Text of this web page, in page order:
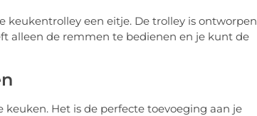
keukentrolley een eitje. De trolley is ontworpen
alleen de remmen te bedienen en je kunt de
Het is de perfecte toevoeging aan je